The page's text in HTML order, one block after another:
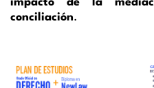
impacto de la
conciliación.